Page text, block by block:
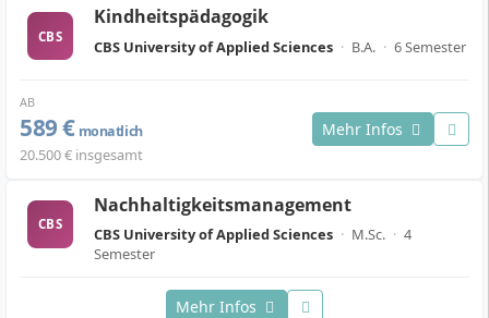
CBS
Kindheitspädagogik
CBS University of Applied Sciences · B.A. · 6 Semester
AB
589 € monatlich
20.500 € insgesamt
Mehr Infos
CBS
Nachhaltigkeitsmanagement
CBS University of Applied Sciences · M.Sc. · 4
Semester
Mehr Infos